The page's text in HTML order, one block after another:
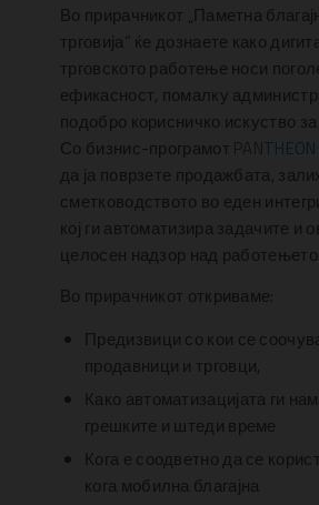
Во прирачникот „Паметна
трговија“ ќе дознаете како
трговското работење носи
ефикасност, помалку
подобро корисничко искуство
Со бизнис-програмот
да ја поврзете продажбата,
сметководството во еден
кој ги автоматизира задачите и
целосен надзор над работењето.
Во прирачникот откриваме:
Предизвици со кои се
продавници и трговци,
Како автоматизацијата ги
грешките и штеди време
Кога е соодветно да се
кога мобилна благајна